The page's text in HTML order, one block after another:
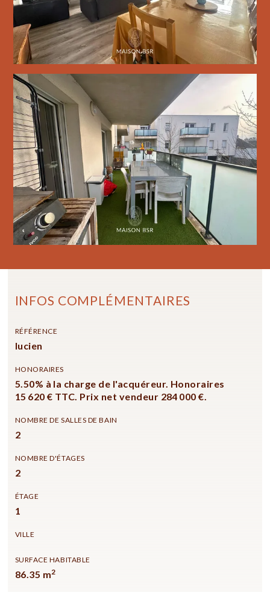
INFOS COMPLÉMENTAIRES
RÉFÉRENCE
lucien
HONORAIRES
5.50% à la charge de l'acquéreur. Honoraires
15 620 € TTC. Prix net vendeur 284 000 €.
NOMBRE DE SALLES DE BAIN
2
NOMBRE D'ÉTAGES
2
ÉTAGE
1
VILLE
SURFACE HABITABLE
86.35 m2